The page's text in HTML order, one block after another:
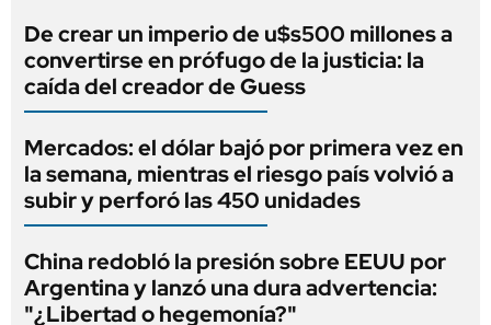
De crear un imperio de u$s500 millones a
convertirse en prófugo de la justicia: la
caída del creador de Guess
Mercados: el dólar bajó por primera vez en
la semana, mientras el riesgo país volvió a
subir y perforó las 450 unidades
China redobló la presión sobre EEUU por
Argentina y lanzó una dura advertencia:
"¿Libertad o hegemonía?"